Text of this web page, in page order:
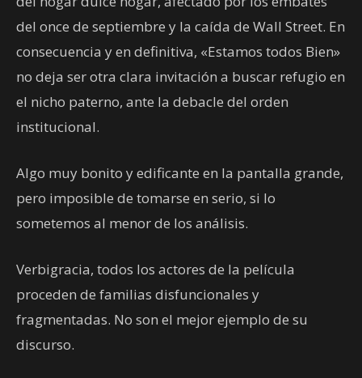
del once de septiembre y la caída de Wall Street. En
consecuencia y en definitiva, «Estamos todos Bien»
no deja ser otra clara invitación a buscar refugio en
el nicho paterno, ante la debacle del orden
institucional.
Algo muy bonito y edificante en la pantalla grande,
pero imposible de tomarse en serio, si lo
sometemos al menor de los análisis.
Verbigracia, todos los actores de la película
proceden de familias disfuncionales y
fragmentadas. No son el mejor ejemplo de su
discurso.